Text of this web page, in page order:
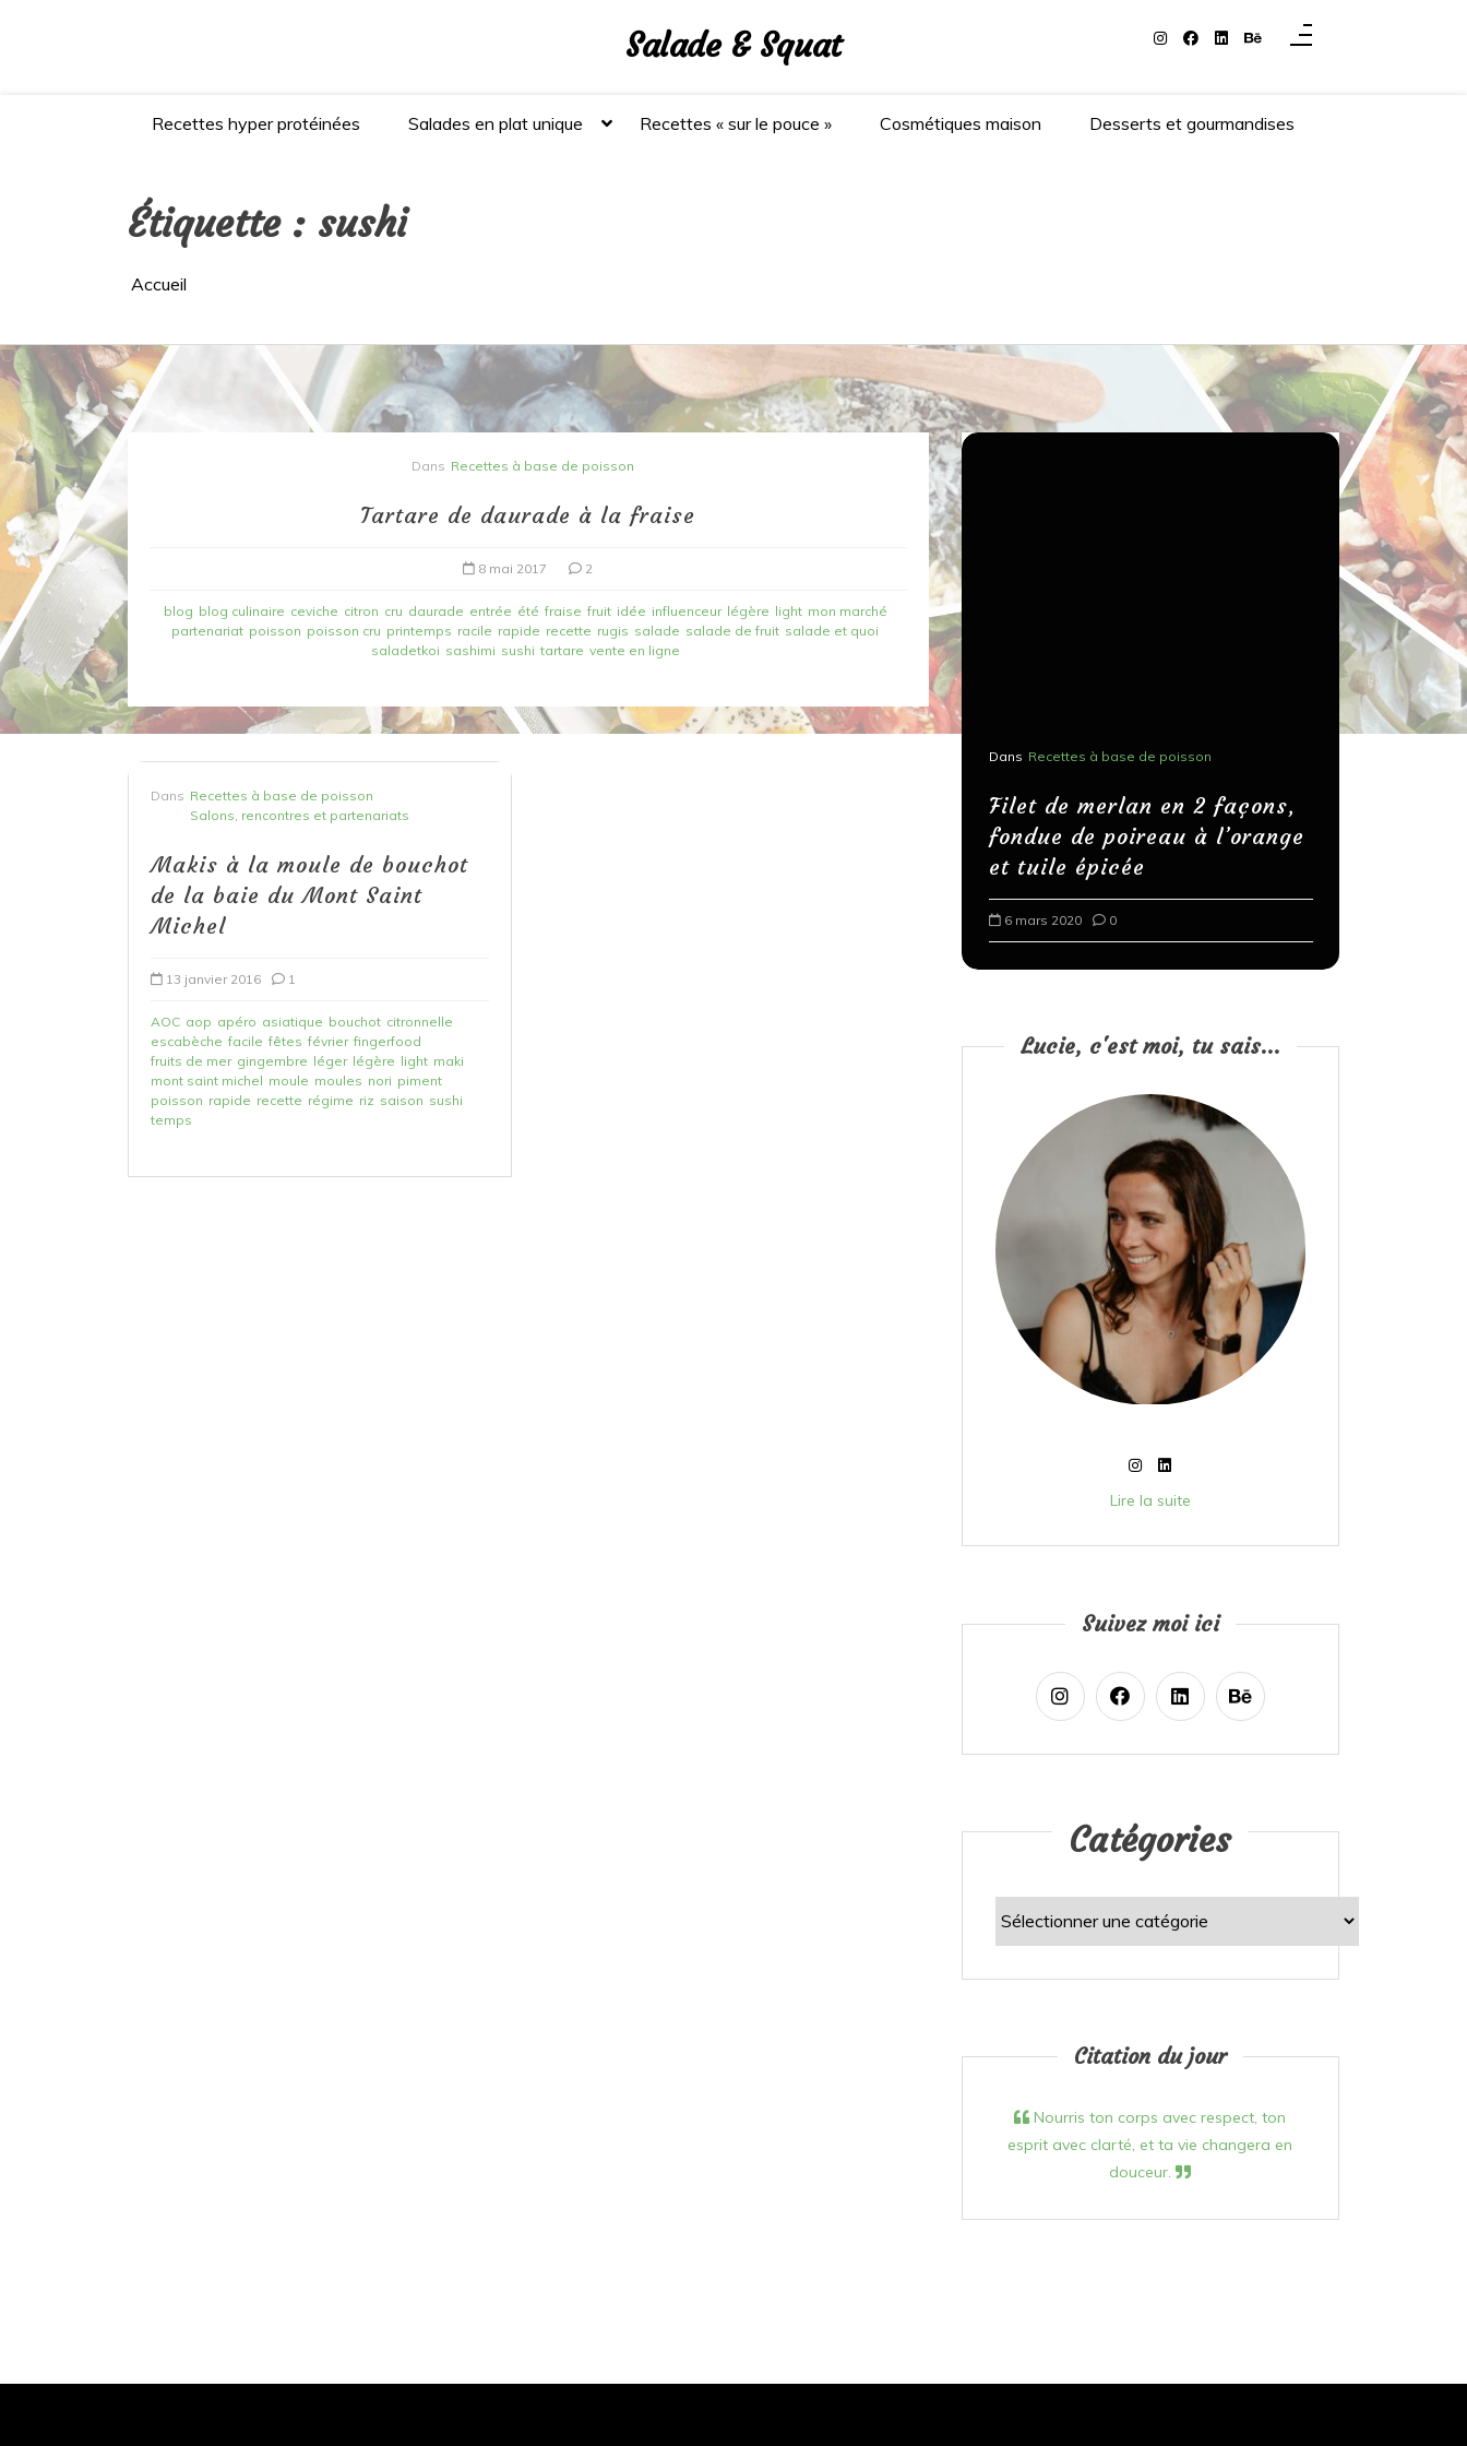
Salade & Squat
Recettes hyper protéinées Salades en plat unique Recettes « sur le pouce » Cosmétiques maison Desserts et gourmandises
Étiquette : sushi
Accueil
Dans Recettes à base de poisson
Tartare de daurade à la fraise
8 mai 2017 2
blog blog culinaire ceviche citron cru daurade entrée été fraise fruit idée influenceur légère light mon marché
partenariat poisson poisson cru printemps racile rapide recette rugis salade salade de fruit salade et quoi
saladetkoi sashimi sushi tartare vente en ligne
Dans Recettes à base de poisson
Salons, rencontres et partenariats
Makis à la moule de bouchot
de la baie du Mont Saint
Michel
13 janvier 2016 1
AOC aop apéro asiatique bouchot citronnelle
escabèche facile fêtes février fingerfood
fruits de mer gingembre léger légère light maki
mont saint michel moule moules nori piment
poisson rapide recette régime riz saison sushi
temps
Filet de merlan en 2 façons,
et tuile épicée
Dans Recettes à base de poisson
Filet de merlan en 2 façons,
fondue de poireau à l’orange
et tuile épicée
6 mars 2020 0
Lucie, c'est moi, tu sais...
Lire la suite
Suivez moi ici
Catégories
Citation du jour
Nourris ton corps avec respect, ton
esprit avec clarté, et ta vie changera en
douceur.